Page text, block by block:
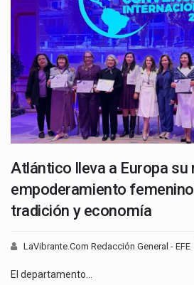
Atlántico lleva a Europa su
empoderamiento
tradición y economía
LaVibrante.Com Redacción General - EFE
El departamento…